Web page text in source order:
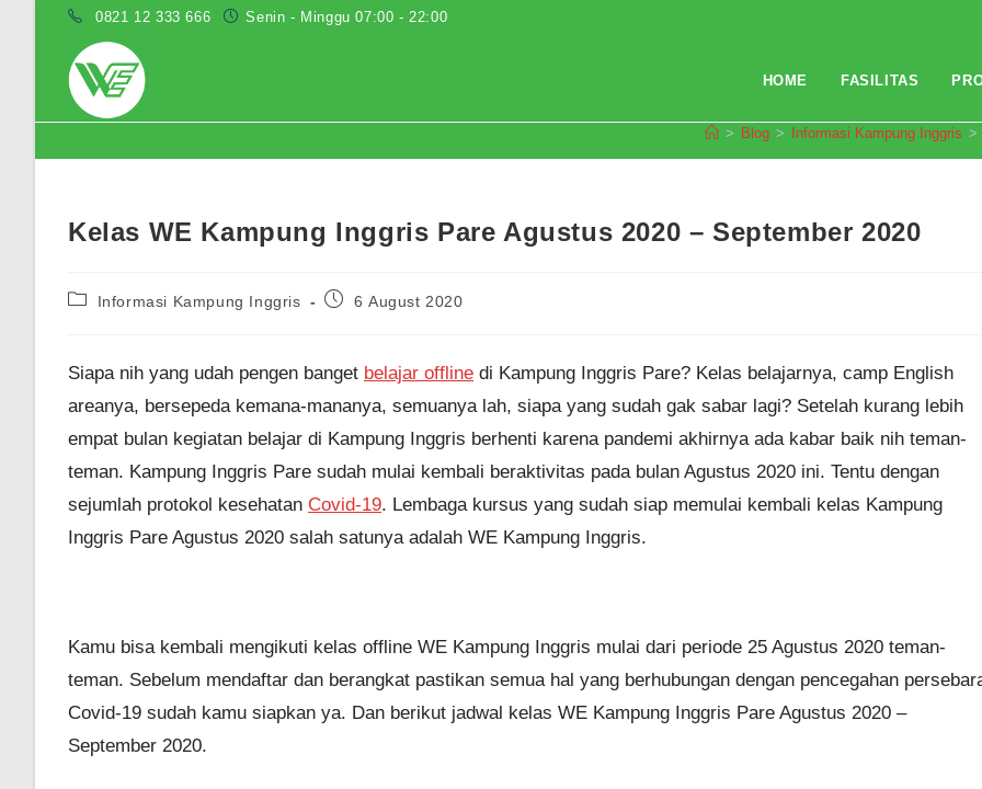
0821 12 333 666 Senin - Minggu 07:00 - 22:00
HOME FASILITAS
> Blog > Informasi Kampung Inggris >
Kelas WE Kampung Inggris Pare Agustus 2020 – September 2020
PostInformasi Kampung Inggris
Post6 August 2020
Siapa nih yang udah pengen banget belajar offline di Kampung Inggris Pare? Kelas belajarnya, camp English
areanya, bersepeda kemana-mananya, semuanya lah, siapa yang sudah gak sabar lagi? Setelah kurang lebih
empat bulan kegiatan belajar di Kampung Inggris berhenti karena pandemi akhirnya ada kabar baik nih teman-
teman. Kampung Inggris Pare sudah mulai kembali beraktivitas pada bulan Agustus 2020 ini. Tentu dengan
sejumlah protokol kesehatan Covid-19. Lembaga kursus yang sudah siap memulai kembali kelas Kampung
Inggris Pare Agustus 2020 salah satunya adalah WE Kampung Inggris.
Kamu bisa kembali mengikuti kelas offline WE Kampung Inggris mulai dari periode 25 Agustus 2020 teman-
teman. Sebelum mendaftar dan berangkat pastikan semua hal yang berhubungan dengan pencegahan
Covid-19 sudah kamu siapkan ya. Dan berikut jadwal kelas WE Kampung Inggris Pare Agustus 2020 –
September 2020.